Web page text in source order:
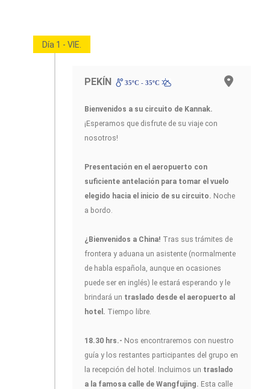
Día 1 - VIE.
PEKÍN 35ºC - 35ºC
Bienvenidos a su circuito de Kannak.
¡Esperamos que disfrute de su viaje con
nosotros!
Presentación en el aeropuerto con
suficiente antelación para tomar el vuelo
elegido hacia el inicio de su circuito. Noche
a bordo.
¿Bienvenidos a China! Tras sus trámites de
frontera y aduana un asistente (normalmente
de habla española, aunque en ocasiones
puede ser en inglés) le estará esperando y le
brindará un traslado desde el aeropuerto al
hotel. Tiempo libre.
18.30 hrs.- Nos encontraremos con nuestro
guía y los restantes participantes del grupo en
la recepción del hotel. Incluimos un traslado
a la famosa calle de Wangfujing. Esta calle